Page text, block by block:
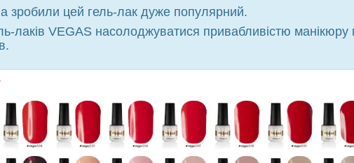
зробили цей гель-лак дуже популярний.
лаків VEGAS насолоджуватися привабливістю